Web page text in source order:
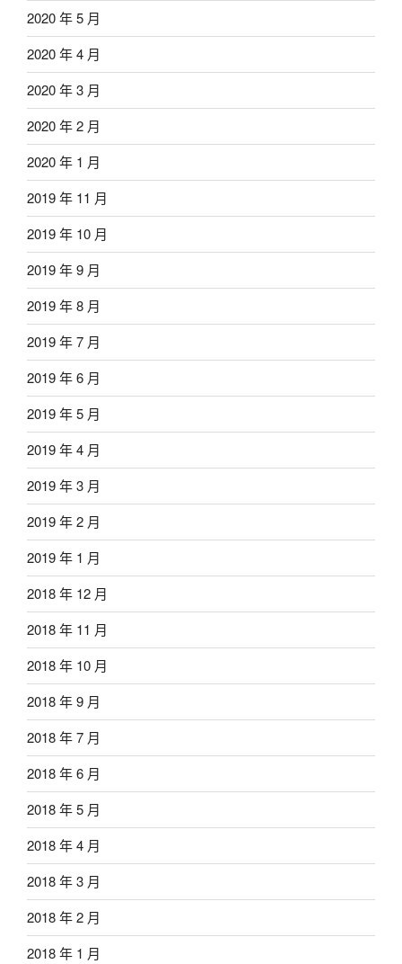
2020 年 5 月
2020 年 4 月
2020 年 3 月
2020 年 2 月
2020 年 1 月
2019 年 11 月
2019 年 10 月
2019 年 9 月
2019 年 8 月
2019 年 7 月
2019 年 6 月
2019 年 5 月
2019 年 4 月
2019 年 3 月
2019 年 2 月
2019 年 1 月
2018 年 12 月
2018 年 11 月
2018 年 10 月
2018 年 9 月
2018 年 7 月
2018 年 6 月
2018 年 5 月
2018 年 4 月
2018 年 3 月
2018 年 2 月
2018 年 1 月